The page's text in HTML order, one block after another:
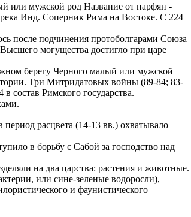
или мужской род Название от парфян -
река Инд. Соперник Рима на Востоке. С 224
после подчинения протоболгарами Союза
могущества достигло при царе
берегу Черного малый или мужской
Три Митридатовых войны (89-84; 83-
Римского государства.
расцвета (14-13 вв.) охватывало
в борьбу с Сабой за господство над
на два царства: растения и животные.
или сине-зеленые водоросли),
и фаунистического